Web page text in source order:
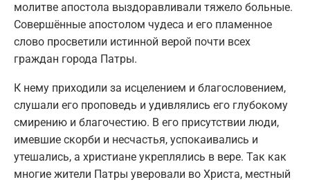
молитве апостола выздоравливали тяжело больные.
Совершённые апостолом чудеса и его пламенное
слово просветили истинной верой почти всех
граждан города Патры.
К нему приходили за исцелением и благословением,
слушали его проповедь и удивлялись его глубокому
смирению и благочестию. В его присутствии люди,
имевшие скорби и несчастья, успокаивались и
утешались, а христиане укреплялись в вере. Так как
многие жители Патры уверовали во Христа, местный